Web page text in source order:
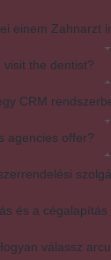
einem Zahnarzt
visit the dentist?
CRM
agencies offer?
és a cégalapítás
válassz